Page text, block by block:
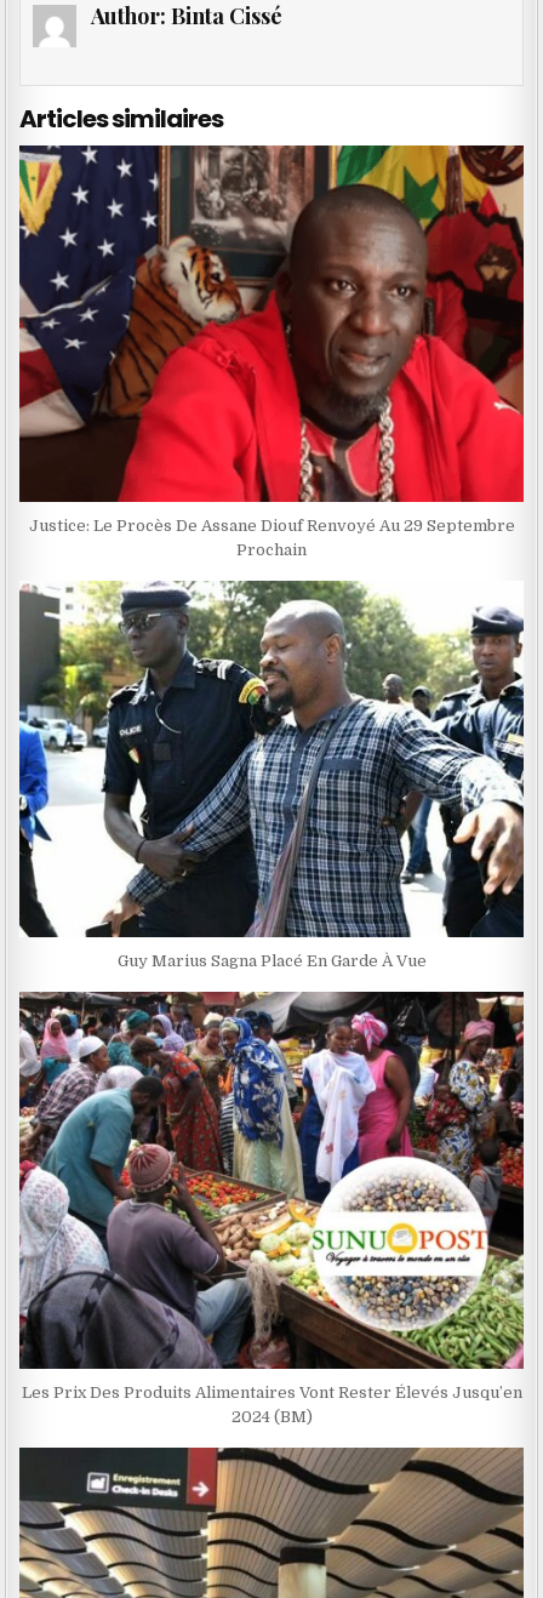
Author: Binta Cissé
Articles similaires
Justice: Le Procès De Assane Diouf Renvoyé Au 29 Septembre
Prochain
Guy Marius Sagna Placé En Garde À Vue
Les Prix Des Produits Alimentaires Vont Rester Élevés Jusqu’en
2024 (BM)